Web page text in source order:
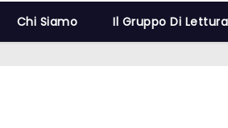
Chi Siamo Il Gruppo Di Lettura